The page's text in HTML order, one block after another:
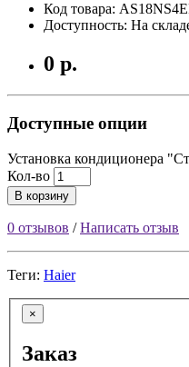
Код товара:
Доступность: На
0 р.
Доступные опции
Установка кондиционера
Кол-во
В корзину
0 отзывов /Написать отзыв
Теги: Haier
×
Заказ